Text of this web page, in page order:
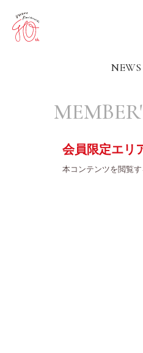
NEWS
会員限定エリ
本コンテンツを閲覧